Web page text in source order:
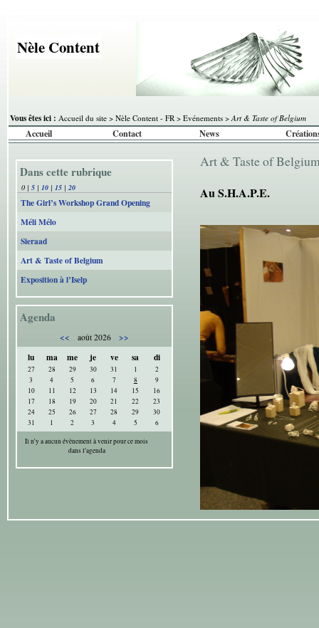
Nèle Content
Vous êtes ici : Accueil du site > Nèle Content - FR > Evénements >Art & Taste of Belgium
Accueil Contact News
Dans cette rubrique
0 | 5 | 10 | 15 | 20
The Girl’s Workshop Grand Opening
Méli Mélo
Sieraad
Art & Taste of Belgium
Exposition à l’Iselp
Agenda
<< août 2026
>>
lu
ma me je ve sa di
27 28 29 30 31 1
2
3
4 5 6 7 8
9
10
11 12 13 14 15
16
17
18 19 20 21 22
23
24
25 26 27 28 29
30
31
1 2 3 4 5
6
Il n'y a aucun évènement à venir pour ce mois
dans l'agenda
Art & Taste of
Au S.H.A.P.E.